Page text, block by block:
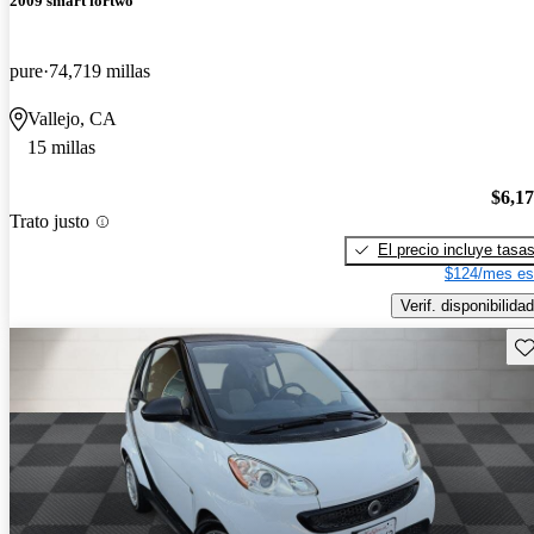
pure 74,719 millas
Vallejo, CA
15 millas
Trato justo
El precio incluye tasas
$124/mes
Verif. disponibilidad